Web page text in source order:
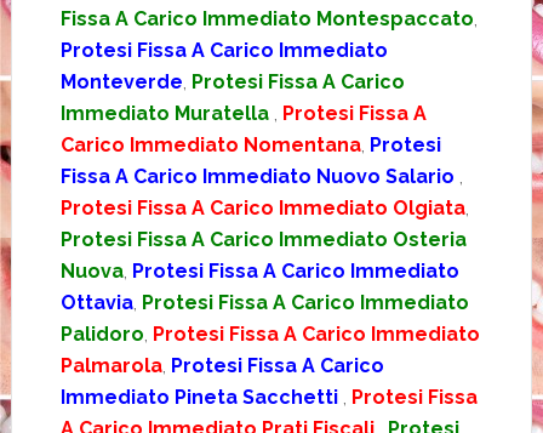
Fissa A Carico Immediato Montespaccato
Protesi Fissa A Carico Immediato
Monteverde Protesi Fissa A Carico
Immediato Muratella
Protesi Fissa A
Carico Immediato Nomentana, Protesi
Fissa A Carico Immediato Nuovo Salario
Protesi Fissa A Carico Immediato Olgiata,
Protesi Fissa A Carico Immediato Osteria
Nuova, Protesi Fissa A Carico Immediato
Ottavia, Protesi Fissa A Carico Immediato
Palidoro Protesi Fissa A Carico Immediato
Palmarola, Protesi Fissa A Carico
Immediato Pineta Sacchetti
Protesi Fissa
A Carico Immediato Prati Fiscali
Protesi